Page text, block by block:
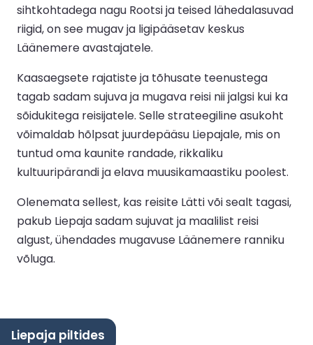
sihtkohtadega nagu Rootsi ja teised lähedalasuvad
riigid, on see mugav ja ligipääsetav keskus
Läänemere avastajatele.
Kaasaegsete rajatiste ja tõhusate teenustega
tagab sadam sujuva ja mugava reisi nii jalgsi kui ka
sõidukitega reisijatele. Selle strateegiline asukoht
võimaldab hõlpsat juurdepääsu Liepajale, mis on
tuntud oma kaunite randade, rikkaliku
kultuuripärandi ja elava muusikamaastiku poolest.
Olenemata sellest, kas reisite Lätti või sealt tagasi,
pakub Liepaja sadam sujuvat ja maalilist reisi
algust, ühendades mugavuse Läänemere ranniku
võluga.
Liepaja piltides